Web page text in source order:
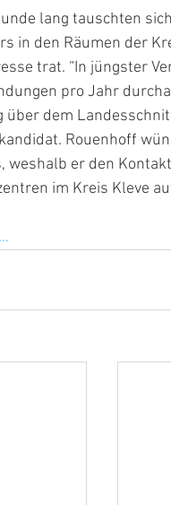
lang tauschten
in den Räumen der
trat. “In jüngster
pro Jahr
über dem
Rouenhoff
weshalb er den
im Kreis Kleve